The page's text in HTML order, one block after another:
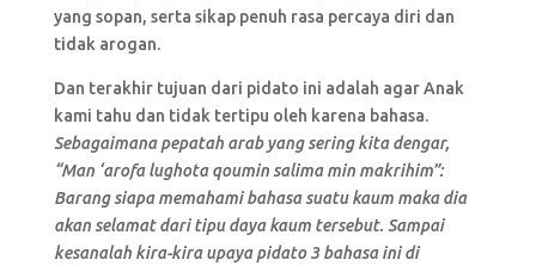
yang sopan, serta sikap penuh rasa percaya diri dan
tidak arogan.
Dan terakhir tujuan dari pidato ini adalah agar Anak
kami tahu dan tidak tertipu oleh karena bahasa.
Sebagaimana pepatah arab yang sering kita dengar,
“Man ‘arofa lughota qoumin salima min makrihim”:
Barang siapa memahami bahasa suatu kaum maka dia
akan selamat dari tipu daya kaum tersebut. Sampai
kesanalah kira-kira upaya pidato 3 bahasa ini di